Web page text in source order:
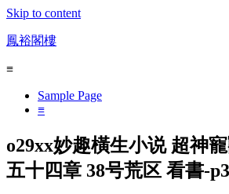
Skip to content
鳳裕閣樓
≡
Sample Page
≡
o29xx妙趣橫生小说 超神
五十四章 38号荒区 看書-